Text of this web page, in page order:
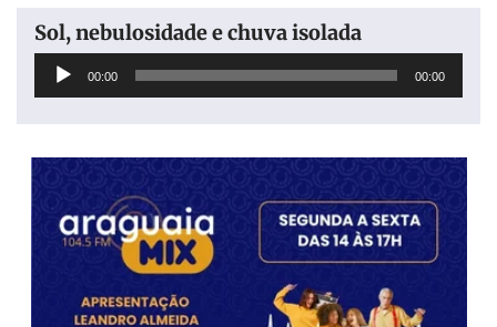
Sol, nebulosidade e chuva isolada
Tocador
00:00 00:00